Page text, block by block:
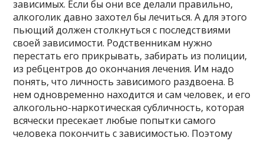
зависимых. Если бы они все делали правильно,
алкоголик давно захотел бы лечиться. А для этого
пьющий должен столкнуться с последствиями
своей зависимости. Родственникам нужно
перестать его прикрывать, забирать из полиции,
из ребцентров до окончания лечения. Им надо
понять, что личность зависимого раздвоена. В
нем одновременно находится и сам человек, и его
алкогольно-наркотическая субличность, которая
всячески пресекает любые попытки самого
человека покончить с зависимостью. Поэтому